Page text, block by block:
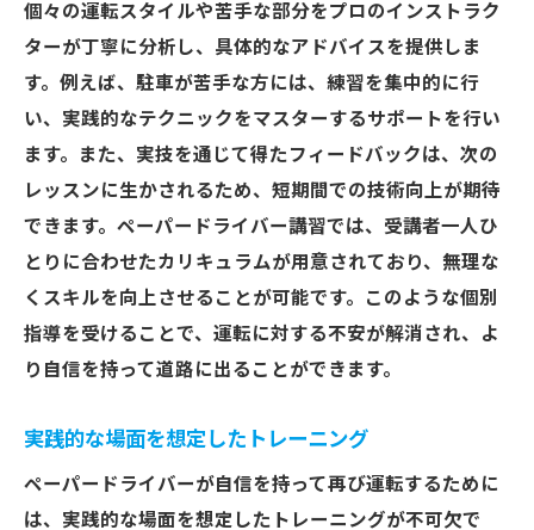
個々の運転スタイルや苦手な部分をプロのインストラク
ターが丁寧に分析し、具体的なアドバイスを提供しま
す。例えば、駐車が苦手な方には、練習を集中的に行
い、実践的なテクニックをマスターするサポートを行い
ます。また、実技を通じて得たフィードバックは、次の
レッスンに生かされるため、短期間での技術向上が期待
できます。ペーパードライバー講習では、受講者一人ひ
とりに合わせたカリキュラムが用意されており、無理な
くスキルを向上させることが可能です。このような個別
指導を受けることで、運転に対する不安が解消され、よ
り自信を持って道路に出ることができます。
実践的な場面を想定したトレーニング
ペーパードライバーが自信を持って再び運転するために
は、実践的な場面を想定したトレーニングが不可欠で